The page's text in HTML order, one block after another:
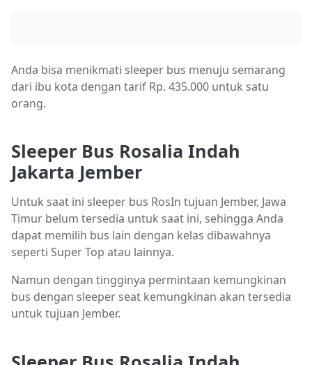
Anda bisa menikmati sleeper bus menuju semarang
dari ibu kota dengan tarif Rp. 435.000 untuk satu
orang.
Sleeper Bus Rosalia Indah
Jakarta Jember
Untuk saat ini sleeper bus RosIn tujuan Jember, Jawa
Timur belum tersedia untuk saat ini, sehingga Anda
dapat memilih bus lain dengan kelas dibawahnya
seperti Super Top atau lainnya.
Namun dengan tingginya permintaan kemungkinan
bus dengan sleeper seat kemungkinan akan tersedia
untuk tujuan Jember.